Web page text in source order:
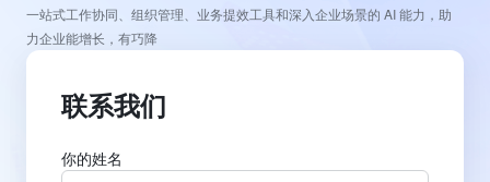
一站式工作协同、组织管理、业务提效工具和深入企业场景的 AI 能力，助
力企业能增长，有巧降
联系我们
你的姓名